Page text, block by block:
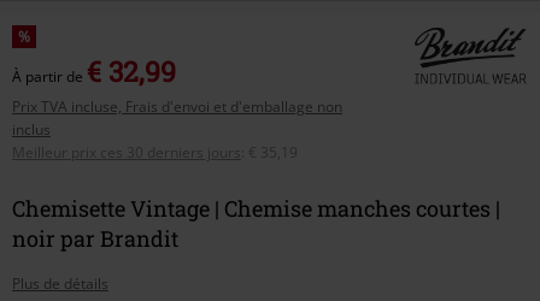
%
À partir de € 32,99
Prix TVA incluse, Frais d'envoi et d'emballage non
inclus
Meilleur prix ces 30 derniers jours
€ 35,19
Chemisette Vintage | Chemise manches courtes |
noir par Brandit
Plus de détails